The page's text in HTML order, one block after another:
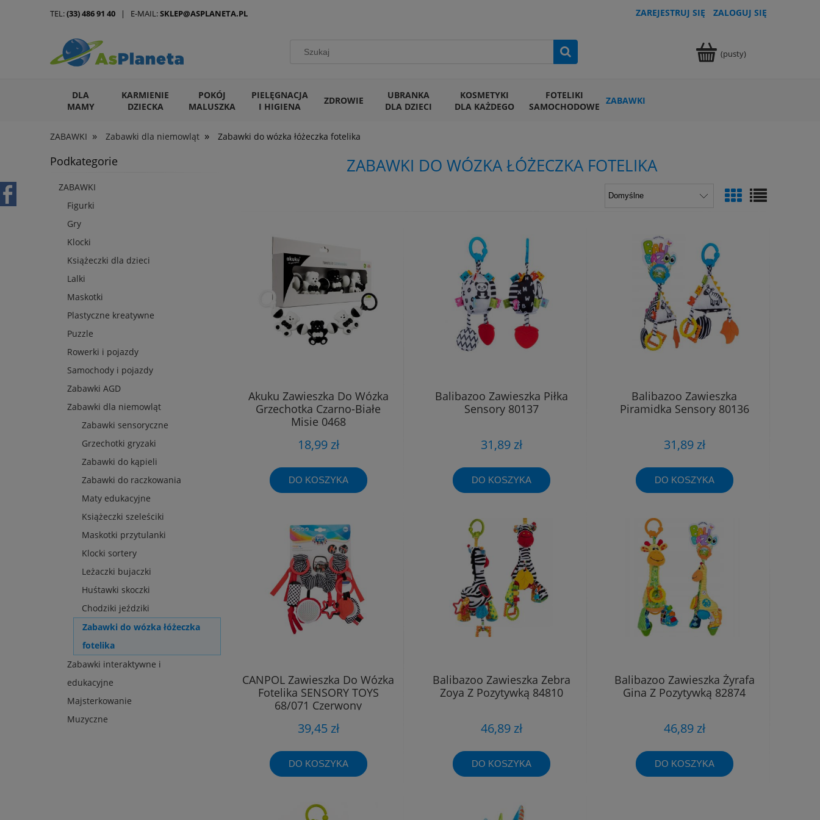
ZAREJESTRUJ SIĘ ZALOGUJ SIĘ
(pusty)
DLA
MAMY
KARMIENIE
DZIECKA
POKÓJ
MALUSZKA
PIELĘGNACJA
I HIGIENA
ZDROWIE
UBRANKA
DLA DZIECI
KOSMETYKI
DLA KAŻDEGO
FOTELIKI
SAMOCHODOWE ZABAWKI
ARTYKUŁY DLA ZWIERZĄT
ZABAWKI » Zabawki dla niemowląt » Zabawki do wózka łóżeczka fotelika
TEL:(33) 486 91 40 | E-MAIL:SKLEP@ASPLANETA.PL
Podkategorie
ZABAWKI
Figurki
Gry
Klocki
Książeczki dla dzieci
Lalki
Maskotki
Plastyczne kreatywne
Puzzle
Rowerki i pojazdy
Samochody i pojazdy
Zabawki AGD
Zabawki dla niemowląt
Zabawki sensoryczne
Grzechotki gryzaki
Zabawki do kąpieli
Zabawki do raczkowania
Maty edukacyjne
Książeczki szeleściki
Maskotki przytulanki
Klocki sortery
Leżaczki bujaczki
Huśtawki skoczki
Chodziki jeździki
Zabawki do wózka łóżeczka
fotelika
Zabawki interaktywne i
edukacyjne
Majsterkowanie
Muzyczne
ZABAWKI DO WÓZKA ŁÓŻECZKA FOTELIKA
Akuku Zawieszka Do Wózka
Grzechotka Czarno-Białe
Misie 0468
18,99 zł
DO KOSZYKA
Balibazoo Zawieszka Piłka
Sensory 80137
31,89 zł
DO KOSZYKA
Balibazoo Zawieszka
Piramidka Sensory 80136
31,89 zł
DO KOSZYKA
CANPOL Zawieszka Do Wózka
Fotelika SENSORY TOYS
68/071 Czerwony
39,45 zł
DO KOSZYKA
Balibazoo Zawieszka Zebra
Zoya Z Pozytywką 84810
46,89 zł
DO KOSZYKA
Balibazoo Zawieszka Żyrafa
Gina Z Pozytywką 82874
46,89 zł
DO KOSZYKA